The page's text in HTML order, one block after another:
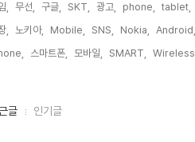
, 무선, 구글, SKT, 광고, phone, tablet,
,
노키아, Mobile, SNS, Nokia, Android,
스마트폰, 모바일, SMART, Wireless,
글 인기글